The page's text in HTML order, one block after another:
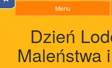
Menu
Dzień
Maleństwa